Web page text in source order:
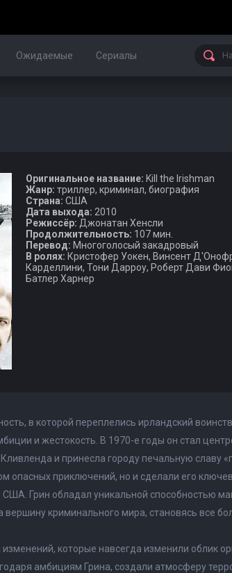
Ожидаемые Сериалы
Оригинальное название: Kill the Irishman
Жанр: триллер, криминал, биография
Страна: США
Дата выхода: 2010
Режиссёр: Джонатан Хенсли
Продолжительность: 107 мин.
Перевод: Многоголосый закадровый
В ролях: Кристофер Уокен, Винсент
Карделлини, Тони Дарроу, Роберт Дави
Батлер Харнер
в которой переплелись ирландский
и жестокость. В 1970-е годы он стал
и принесла городу печальную славу
опасных приключений, но и сделали его
США. Грин обладал уникальной способностью
вершину криминального мира, становясь все
которые навсегда изменили облик
амбициям Грина, создали атмосферу